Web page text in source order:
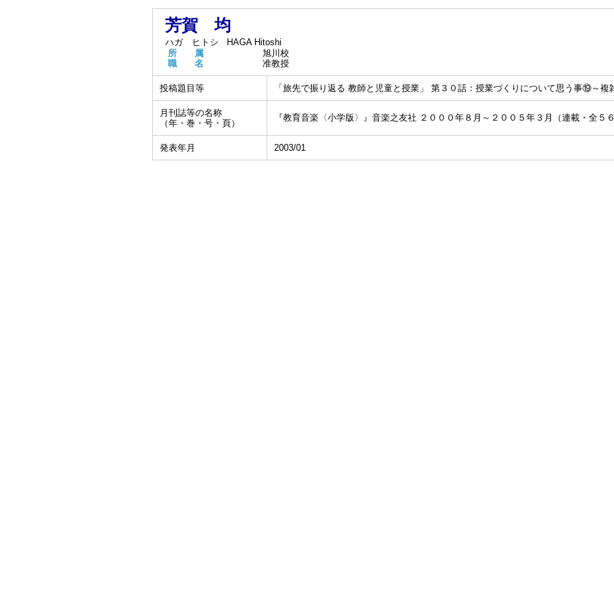
芳賀 均
ハガ ヒトシ
HAGA Hitoshi
所 属
旭川校
職 名
准教授
投稿題目等 「旅先で振り返る 教師と児童と授業」 第３０話：授業づくりについて思う事⑲～
月刊誌等の名称
（年・巻・号・頁）
『教育音楽〈小学版〉』音楽之友社 ２０００年８月～２００５年３月（連載・全５６
発表年月 2003/01